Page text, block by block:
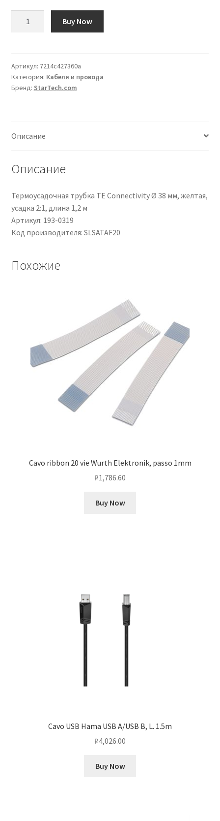
Startech
Slimline
SATA
Femmina;
lungh.
508mm
Buy Now
Артикул: 7214c427360a
Категория: Кабеля и провода
Бренд: StarTech.com
Описание
Описание
Термоусадочная трубка TE Connectivity Ø 38 мм, желтая,
усадка 2:1, длина 1,2 м
Артикул: 193-0319
Код производителя: SLSATAF20
Похожие
Cavo ribbon 20 vie Wurth Elektronik, passo 1mm
₽1,786.60
Buy Now
Cavo USB Hama USB A/USB B, L. 1.5m
₽4,026.00
Buy Now